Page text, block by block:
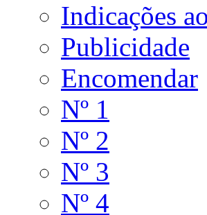
Indicações
Publicidade
Encomendar
Nº 1
Nº 2
Nº 3
Nº 4